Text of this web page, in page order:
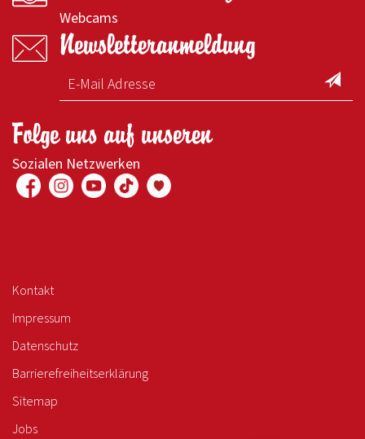
Webcams
Newsletteranmeldung
Folge uns auf unseren
Sozialen Netzwerken
Kontakt
Impressum
Datenschutz
Barrierefreiheitserklärung
Sitemap
Jobs